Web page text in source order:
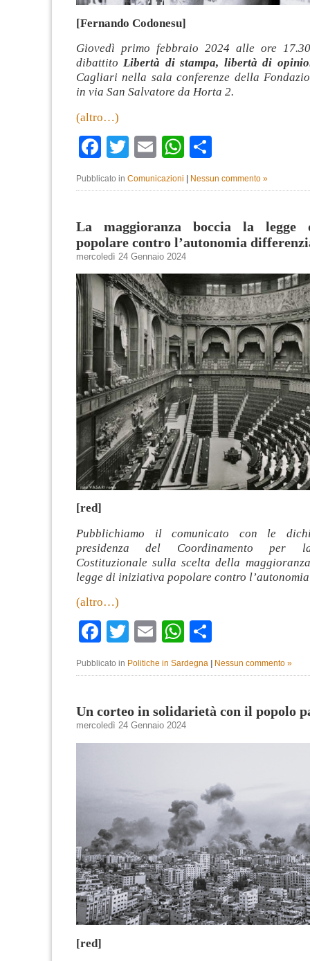
[Fernando Codonesu]
Giovedì primo febbraio 2024 alle ore
dibattitoLibertà di stampa, libertà di
Cagliari nella sala conferenze della
in via San Salvatore da Horta 2.
(altro…)
Facebook
Twitter
EmailWhatsApp
Pubblicato in Comunicazioni | Nessun commento »
La maggioranza boccia la legge
popolare contro l’autonomia
mercoledì 24 Gennaio 2024
[red]
Pubblichiamo il comunicato con le
presidenza del Coordinamento per
Costituzionale sulla scelta della
legge di iniziativa popolare contro
(altro…)
Facebook
TwitterEmailWhatsApp
Pubblicato in Politiche in Sardegna Nessun commento »
Un corteo in solidarietà con il popolo
mercoledì 24 Gennaio 2024
[red]